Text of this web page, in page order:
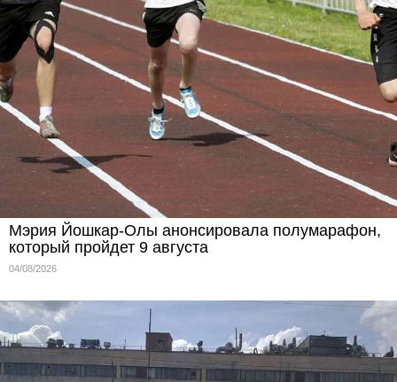
Мэрия Йошкар-Олы анонсировала полумарафон,
который пройдет 9 августа
04/08/2026